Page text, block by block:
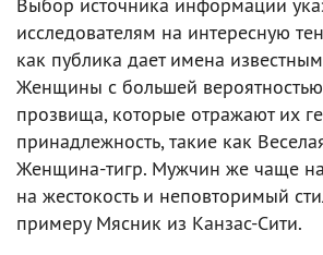
исследователям на интересную
как публика дает имена
Женщины с большей
прозвища, которые отражают их
принадлежность, такие как
Женщина-тигр. Мужчин же чаще
на жестокость и неповторимый
примеру Мясник из Канзас-Сити.